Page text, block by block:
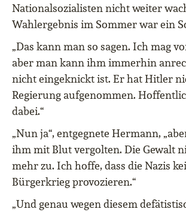
Nationalsozialisten nicht weiter
Wahlergebnis im Sommer war ein
„Das kann man so sagen. Ich mag
aber man kann ihm immerhin
nicht eingeknickt ist. Er hat Hitler
Regierung aufgenommen.
dabei.“
„Nun ja“, entgegnete Hermann,
ihm mit Blut vergolten. Die Gewalt
mehr zu. Ich hoffe, dass die Nazis
Bürgerkrieg provozieren.“
„Und genau wegen diesem